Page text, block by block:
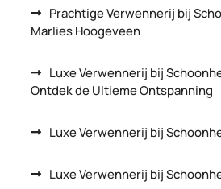
Prachtige Verwennerij bij
Marlies Hoogeveen
Luxe Verwennerij bij
Ontdek de Ultieme Ontspanning
Luxe Verwennerij bij
Luxe Verwennerij bij